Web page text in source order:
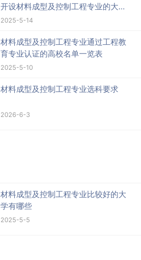
开设材料成型及控制工程专业的大学
名单一览表
2025-5-14
材料成型及控制工程专业通过工程教
育专业认证的高校名单一览表
2025-5-10
材料成型及控制工程专业选科要求
2026-6-3
材料成型及控制工程专业比较好的大
学有哪些
2025-5-5